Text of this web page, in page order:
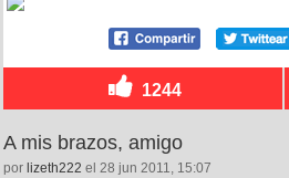
1244
A mis brazos, amigo
por lizeth222 el 28 jun 2011, 15:07